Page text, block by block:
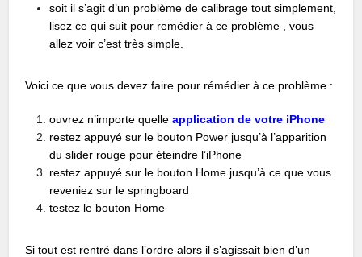
soit il s’agit d’un problème de calibrage tout simplement,
lisez ce qui suit pour remédier à ce problème , vous
allez voir c’est très simple.
Voici ce que vous devez faire pour rémédier à ce problème :
ouvrez n’importe quelleapplication de votre iPhone
restez appuyé sur le bouton Power jusqu’à l’apparition
du slider rouge pour éteindre l’iPhone
restez appuyé sur le bouton Home jusqu’à ce que vous
reveniez sur le springboard
testez le bouton Home
Si tout est rentré dans l’ordre alors il s’agissait bien d’un